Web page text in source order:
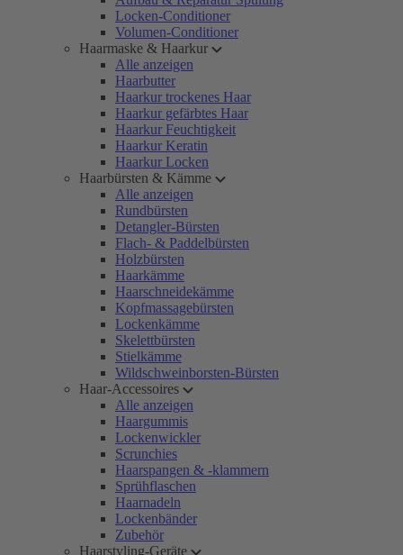
Locken-Conditioner
Volumen-Conditioner
Haarmaske & Haarkur
Alle anzeigen
Haarbutter
Haarkur trockenes Haar
Haarkur gefärbtes Haar
Haarkur Feuchtigkeit
Haarkur Keratin
Haarkur Locken
Haarbürsten & Kämme
Alle anzeigen
Rundbürsten
Detangler-Bürsten
Flach- & Paddelbürsten
Holzbürsten
Haarkämme
Haarschneidekämme
Kopfmassagebürsten
Lockenkämme
Skelettbürsten
Stielkämme
Wildschweinborsten-Bürsten
Haar-Accessoires
Alle anzeigen
Haargummis
Lockenwickler
Scrunchies
Haarspangen & -klammern
Sprühflaschen
Haarnadeln
Lockenbänder
Zubehör
Haarstyling-Geräte